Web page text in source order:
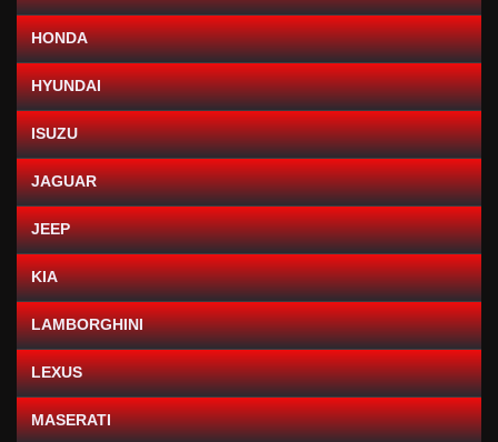
HONDA
HYUNDAI
ISUZU
JAGUAR
JEEP
KIA
LAMBORGHINI
LEXUS
MASERATI